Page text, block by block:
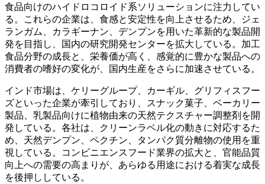
食品向けのハイドロコロイド系ソリューションに注力してい
る。これらの企業は、食感と安定性を向上させるため、ジェ
ランガム、カラギーナン、デンプンを用いた革新的な製品開
発を目指し、国内の研究開発センターを拡大している。加工
食品分野の成長と、栄養価が高く、感覚的に豊かな製品への
消費者の嗜好の変化が、国内生産をさらに加速させている。
インド市場は、ケリーグループ、カーギル、グリフィスフー
ズといった企業が牽引しており、スナック菓子、ベーカリー
製品、乳製品向けに植物由来の天然テクスチャー調整剤を開
発している。各社は、クリーンラベル化の動きに対応するた
め、天然デンプン、ペクチン、タンパク質分離物の使用を重
視している。コンビニエンスフード業界の拡大と、官能品質
向上への需要の高まりが、あらゆる用途における着実な成長
を後押ししている。